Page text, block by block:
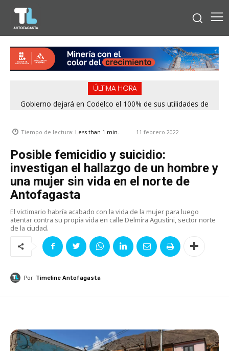
ÚLTIMA HORA
Gobierno dejará en Codelco el 100% de sus utilidades de
Tiempo de lectura: Less than 1 min. 11 febrero 2022
Posible femicidio y suicidio:
investigan el hallazgo de un hombre y
una mujer sin vida en el norte de
Antofagasta
El victimario habría acabado con la vida de la mujer para luego
atentar contra su propia vida en calle Delmira Agustini, sector norte
de la ciudad.
Por Timeline Antofagasta